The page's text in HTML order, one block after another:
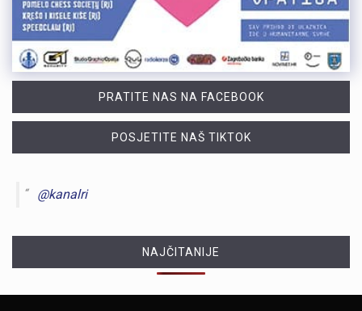
PRATITE NAS NA FACEBOOK
POSJETITE NAŠ TIKTOK
@kanalri
NAJČITANIJE